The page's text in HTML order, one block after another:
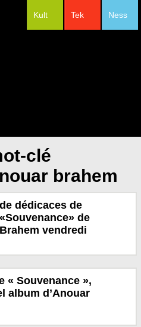
Ness
Tek
Kult
clé
brahem
dédicaces de
de
vendredi
« Souvenance »,
album d’Anouar